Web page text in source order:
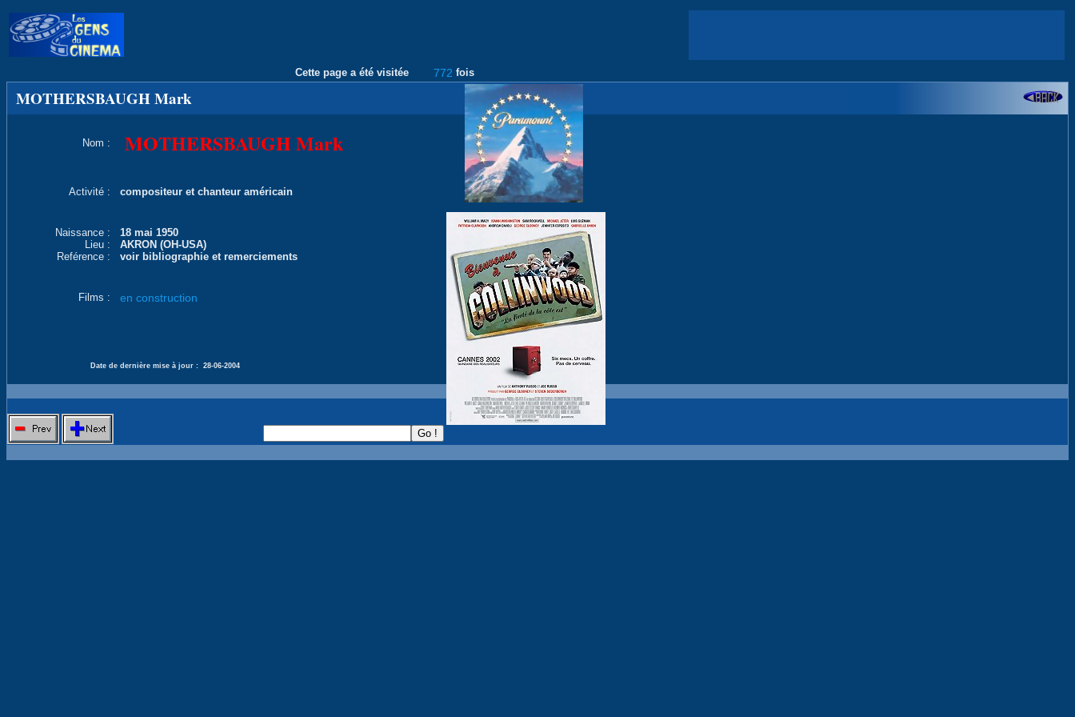
Cette page a été visitée 772 fois
MOTHERSBAUGH Mark
Nom : MOTHERSBAUGH Mark
Activité : compositeur et chanteur américain
Naissance :
18 mai 1950
Lieu :
AKRON (OH-USA)
Reférence :
voir bibliographie et remerciements
Films : en construction
Date de dernière mise à jour : 28-06-2004
Nouvelle recherche :